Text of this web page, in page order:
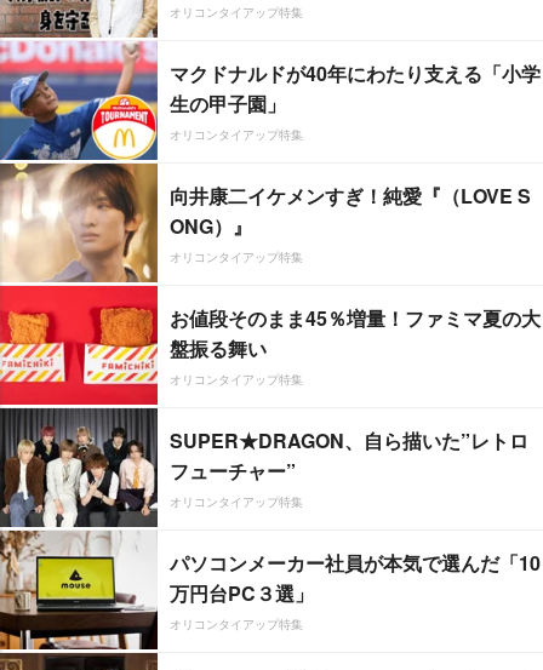
オリコンタイアップ特集
マクドナルドが40年にわたり支える「小学
生の甲子園」
オリコンタイアップ特集
向井康二イケメンすぎ！純愛『（LOVE S
ONG）』
オリコンタイアップ特集
お値段そのまま45％増量！ファミマ夏の大
盤振る舞い
オリコンタイアップ特集
SUPER★DRAGON、自ら描いた”レトロ
フューチャー”
オリコンタイアップ特集
パソコンメーカー社員が本気で選んだ「10
万円台PC３選」
オリコンタイアップ特集